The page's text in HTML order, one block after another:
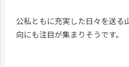
公私ともに充実した日々を送る
向にも注目が集まりそうです。